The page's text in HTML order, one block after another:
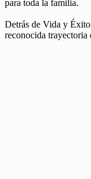
para toda la familia.
Detrás de Vida y
reconocida trayectoria